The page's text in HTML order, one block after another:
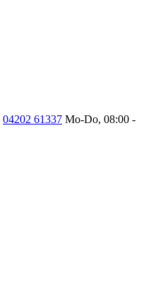
04202 61337 Mo-Do, 08:00 -